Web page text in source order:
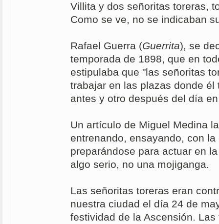
Villita y dos señoritas toreras,
Como se ve, no se indicaban
Rafael Guerra (Guerrita), se
temporada de 1898, que en
estipulaba que "las señoritas
trabajar en las plazas donde él
antes y otro después del día
Un artículo de Miguel Medina
entrenando, ensayando, con
preparándose para actuar en
algo serio, no una mojiganga.
Las señoritas toreras eran
nuestra ciudad el día 24 de
festividad de la Ascensión.